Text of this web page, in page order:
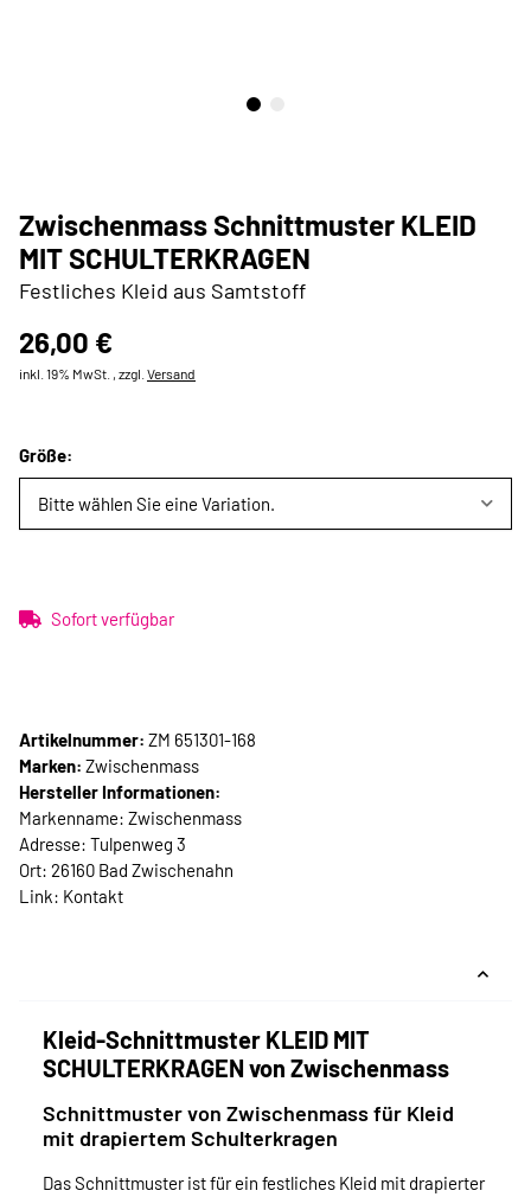
Zwischenmass Schnittmuster KLEID
MIT SCHULTERKRAGEN
Festliches Kleid aus Samtstoff
26,00 €
inkl. 19% MwSt. , zzgl. Versand
Größe:
Bitte wählen Sie eine Variation.
Sofort verfügbar
Artikelnummer: ZM 651301-168
Marken: Zwischenmass
Hersteller Informationen:
Markenname: Zwischenmass
Adresse: Tulpenweg 3
Ort: 26160 Bad Zwischenahn
Link: Kontakt
Kleid-Schnittmuster KLEID MIT
SCHULTERKRAGEN von Zwischenmass
Schnittmuster von Zwischenmass für Kleid
mit drapiertem Schulterkragen
Das Schnittmuster ist für ein festliches Kleid mit drapierter